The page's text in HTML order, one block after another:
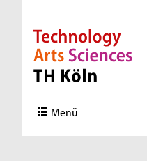
Direkt zur Hauptnavigation
Direkt zur Subnavigation
Direkt zum Inhalt
Direkt zum Fußbereich
Menü